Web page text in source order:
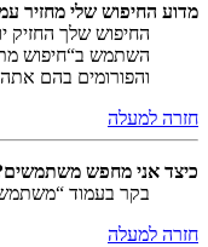
מדוע החיפוש שלי מחזיר
החיפוש שלך החזיק
השתמש ב“חיפוש
והפורומים בהם
חזרה למעלה
כיצד אני מחפש
בקר בעמוד
חזרה למעלה